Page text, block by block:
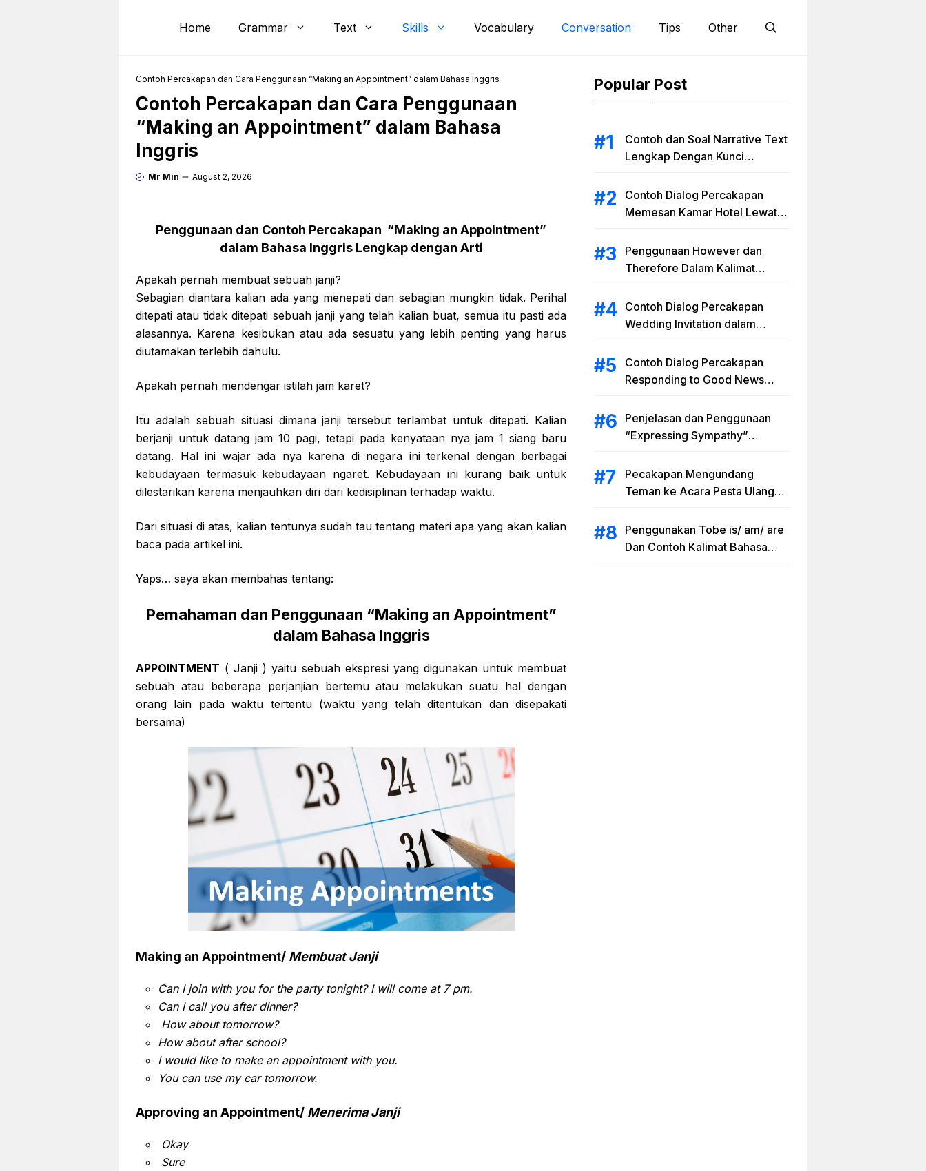
Home Grammar Text Skills Vocabulary Conversation Tips Other
Contoh Percakapan dan Cara Penggunaan “Making an Appointment” dalam Bahasa Inggris
Contoh Percakapan dan Cara Penggunaan
“Making an Appointment” dalam Bahasa
Inggris
Mr Min August 2, 2026
Penggunaan dan Contoh Percakapan “Making an Appointment”
dalam Bahasa Inggris Lengkap dengan Arti
Apakah pernah membuat sebuah janji?
Sebagian diantara kalian ada yang menepati dan sebagian mungkin tidak. Perihal
ditepati atau tidak ditepati sebuah janji yang telah kalian buat, semua itu pasti ada
alasannya. Karena kesibukan atau ada sesuatu yang lebih penting yang harus
diutamakan terlebih dahulu.
Apakah pernah mendengar istilah jam karet?
Itu adalah sebuah situasi dimana janji tersebut terlambat untuk ditepati. Kalian
berjanji untuk datang jam 10 pagi, tetapi pada kenyataan nya jam 1 siang baru
datang. Hal ini wajar ada nya karena di negara ini terkenal dengan berbagai
kebudayaan termasuk kebudayaan ngaret. Kebudayaan ini kurang baik untuk
dilestarikan karena menjauhkan diri dari kedisiplinan terhadap waktu.
Dari situasi di atas, kalian tentunya sudah tau tentang materi apa yang akan kalian
baca pada artikel ini.
Yaps… saya akan membahas tentang:
Pemahaman dan Penggunaan “Making an Appointment”
dalam Bahasa Inggris
APPOINTMENT ( Janji ) yaitu sebuah ekspresi yang digunakan untuk membuat
sebuah atau beberapa perjanjian bertemu atau melakukan suatu hal dengan
orang lain pada waktu tertentu (waktu yang telah ditentukan dan disepakati
bersama)
Making an Appointment/ Membuat Janji
Can I join with you for the party tonight? I will come at 7 pm.
Can I call you after dinner?
How about tomorrow?
How about after school?
I would like to make an appointment with you.
You can use my car tomorrow.
Approving an Appointment/ Menerima Janji
Okay
Sure
Popular Post
Contoh dan Soal Narrative Text
Lengkap Dengan Kunci
Contoh Dialog Percakapan
Memesan Kamar Hotel Lewat
Inggris
Penggunaan However dan
Therefore Dalam Kalimat
Dengan Latihan Soal
Contoh Dialog Percakapan
Wedding Invitation dalam
Terlengkap
Contoh Dialog Percakapan
Responding to Good News
Latihan Soal Terlengkap
Penjelasan dan Penggunaan
“Expressing Sympathy”
dan Artinya
Pecakapan Mengundang
Teman ke Acara Pesta Ulang
Dalam Bahasa Inggris
Penggunakan Tobe is/ am/ are
Dan Contoh Kalimat Bahasa